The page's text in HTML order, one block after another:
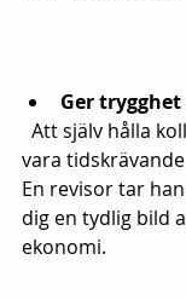
Ger
vara
En revisor tar
dig en tydlig bild
ekonomi.